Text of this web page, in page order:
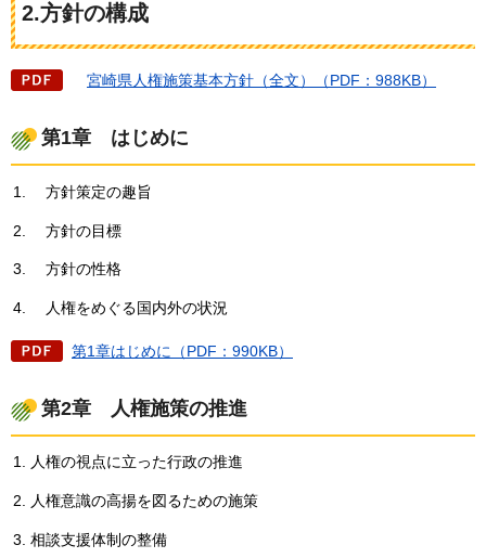
2.方針の構成
宮崎県人権施策基本方針（全文）（PDF：988KB）
第1章 はじめに
方針策定の趣旨
方針の目標
方針の性格
人権をめぐる国内外の状況
第1章はじめに（PDF：990KB）
第2章 人権施策の推進
人権の視点に立った行政の推進
人権意識の高揚を図るための施策
相談支援体制の整備